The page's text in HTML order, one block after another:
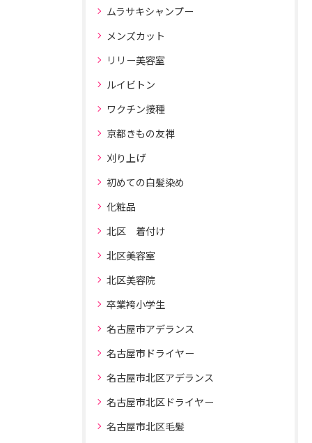
ムラサキシャンプー
メンズカット
リリー美容室
ルイビトン
ワクチン接種
京都きもの友禅
刈り上げ
初めての白髪染め
化粧品
北区 着付け
北区美容室
北区美容院
卒業袴小学生
名古屋市アデランス
名古屋市ドライヤー
名古屋市北区アデランス
名古屋市北区ドライヤー
名古屋市北区毛髪